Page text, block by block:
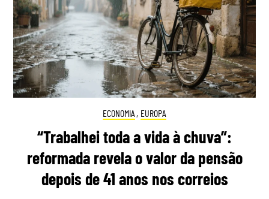
ECONOMIA , EUROPA
“Trabalhei toda a vida à chuva”:
reformada revela o valor da pensão
depois de 41 anos nos correios